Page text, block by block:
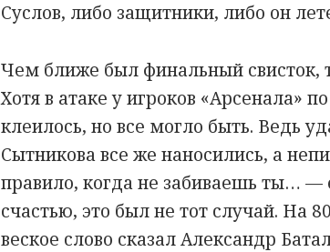
Суслов, либо защитники, либо он
Чем ближе был финальный свисток,
Хотя в атаке у игроков «Арсенала»
клеилось, но все могло быть. Ведь
Сытникова все же наносились, а
правило, когда не забиваешь ты…
счастью, это был не тот случай. На
веское слово сказал Александр